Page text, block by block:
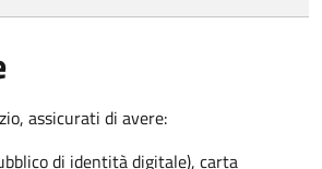
assicurati di avere:
di identità digitale), carta